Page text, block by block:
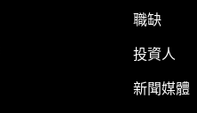
職缺
投資人
新聞媒體